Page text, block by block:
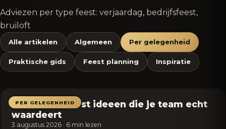
Adviezen per type feest: verjaardag, bedrijfsfeest,
bruiloft
Alle artikelen Algemeen Per gelegenheid
Praktische gids Feest planning Inspiratie
PER GELEGENHEID
Personeelsfeest ideeen die je team echt
waardeert
3 augustus 2026 · 6 min lezen